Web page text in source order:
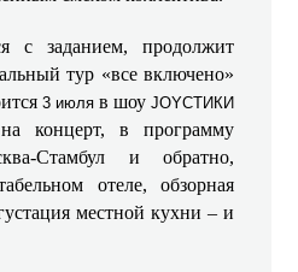
с заданием, продолжит
тур «все включено»
3 июляв шоуJOYСТИКИ
концерт, в программу
Стамбул и обратно,
отеле, обзорная
местной кухни – и